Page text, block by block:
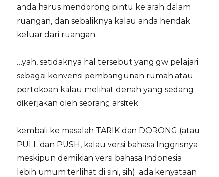
anda harus mendorong pintu ke arah dalam
ruangan, dan sebaliknya kalau anda hendak
keluar dari ruangan.
…yah, setidaknya hal tersebut yang gw pelajari
sebagai konvensi pembangunan rumah atau
pertokoan kalau melihat denah yang sedang
dikerjakan oleh seorang arsitek.
kembali ke masalah TARIK dan DORONG (atau
PULL dan PUSH, kalau versi bahasa Inggrisnya.
meskipun demikian versi bahasa Indonesia
lebih umum terlihat di sini, sih). ada kenyataan